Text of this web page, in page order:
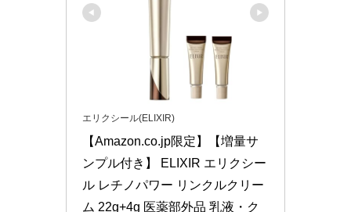
エリクシール(ELIXIR)
【Amazon.co.jp限定】【増量サ
ンプル付き】 ELIXIR エリクシー
ル レチノパワー リンクルクリー
ム 22g+4g 医薬部外品 乳液・ク